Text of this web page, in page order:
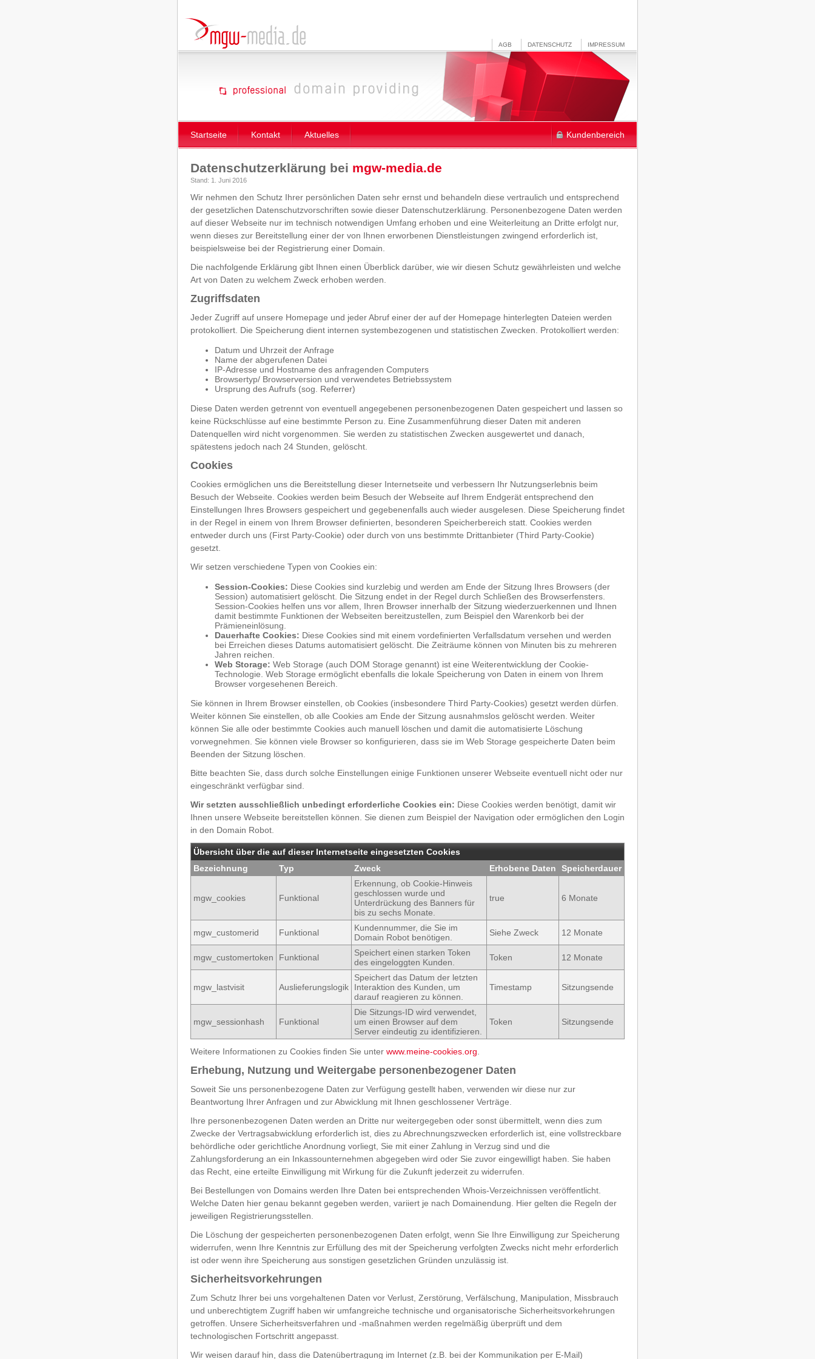
Startseite Kontakt Aktuelles Kundenbereich
AGB DATENSCHUTZ IMPRESSUM
Datenschutzerklärung bei mgw-media.de
Stand: 1. Juni 2016
Wir nehmen den Schutz Ihrer persönlichen Daten sehr ernst und behandeln diese vertraulich und entsprechend
der gesetzlichen Datenschutzvorschriften sowie dieser Datenschutzerklärung. Personenbezogene Daten werden
auf dieser Webseite nur im technisch notwendigen Umfang erhoben und eine Weiterleitung an Dritte erfolgt nur,
wenn dieses zur Bereitstellung einer der von Ihnen erworbenen Dienstleistungen zwingend erforderlich ist,
beispielsweise bei der Registrierung einer Domain.
Die nachfolgende Erklärung gibt Ihnen einen Überblick darüber, wie wir diesen Schutz gewährleisten und welche
Art von Daten zu welchem Zweck erhoben werden.
Zugriffsdaten
Jeder Zugriff auf unsere Homepage und jeder Abruf einer der auf der Homepage hinterlegten Dateien werden
protokolliert. Die Speicherung dient internen systembezogenen und statistischen Zwecken. Protokolliert werden:
Datum und Uhrzeit der Anfrage
Name der abgerufenen Datei
IP-Adresse und Hostname des anfragenden Computers
Browsertyp/ Browserversion und verwendetes Betriebssystem
Ursprung des Aufrufs (sog. Referrer)
Diese Daten werden getrennt von eventuell angegebenen personenbezogenen Daten gespeichert und lassen so
keine Rückschlüsse auf eine bestimmte Person zu. Eine Zusammenführung dieser Daten mit anderen
Datenquellen wird nicht vorgenommen. Sie werden zu statistischen Zwecken ausgewertet und danach,
spätestens jedoch nach 24 Stunden, gelöscht.
Cookies
Cookies ermöglichen uns die Bereitstellung dieser Internetseite und verbessern Ihr Nutzungserlebnis beim
Besuch der Webseite. Cookies werden beim Besuch der Webseite auf Ihrem Endgerät entsprechend den
Einstellungen Ihres Browsers gespeichert und gegebenenfalls auch wieder ausgelesen. Diese Speicherung findet
in der Regel in einem von Ihrem Browser definierten, besonderen Speicherbereich statt. Cookies werden
entweder durch uns (First Party-Cookie) oder durch von uns bestimmte Drittanbieter (Third Party-Cookie)
gesetzt.
Wir setzen verschiedene Typen von Cookies ein:
Session-Cookies: Diese Cookies sind kurzlebig und werden am Ende der Sitzung Ihres Browsers (der
Session) automatisiert gelöscht. Die Sitzung endet in der Regel durch Schließen des Browserfensters.
Session-Cookies helfen uns vor allem, Ihren Browser innerhalb der Sitzung wiederzuerkennen und Ihnen
damit bestimmte Funktionen der Webseiten bereitzustellen, zum Beispiel den Warenkorb bei der
Prämieneinlösung.
Dauerhafte Cookies: Diese Cookies sind mit einem vordefinierten Verfallsdatum versehen und werden
bei Erreichen dieses Datums automatisiert gelöscht. Die Zeiträume können von Minuten bis zu mehreren
Jahren reichen.
Web Storage: Web Storage (auch DOM Storage genannt) ist eine Weiterentwicklung der Cookie-
Technologie. Web Storage ermöglicht ebenfalls die lokale Speicherung von Daten in einem von Ihrem
Browser vorgesehenen Bereich.
Sie können in Ihrem Browser einstellen, ob Cookies (insbesondere Third Party-Cookies) gesetzt werden dürfen.
Weiter können Sie einstellen, ob alle Cookies am Ende der Sitzung ausnahmslos gelöscht werden. Weiter
können Sie alle oder bestimmte Cookies auch manuell löschen und damit die automatisierte Löschung
vorwegnehmen. Sie können viele Browser so konfigurieren, dass sie im Web Storage gespeicherte Daten beim
Beenden der Sitzung löschen.
Bitte beachten Sie, dass durch solche Einstellungen einige Funktionen unserer Webseite eventuell nicht oder nur
eingeschränkt verfügbar sind.
Wir setzten ausschließlich unbedingt erforderliche Cookies ein: Diese Cookies werden benötigt, damit wir
Ihnen unsere Webseite bereitstellen können. Sie dienen zum Beispiel der Navigation oder ermöglichen den Login
in den Domain Robot.
Übersicht über die auf dieser Internetseite eingesetzten Cookies
Bezeichnung
Typ Zweck Erhobene Daten Speicherdauer
mgw_cookies Funktional
Erkennung, ob Cookie-Hinweis
geschlossen wurde und
Unterdrückung des Banners für
bis zu sechs Monate.
true 6 Monate
mgw_customerid Funktional
Kundennummer, die Sie im
Domain Robot benötigen.
Siehe Zweck 12 Monate
mgw_customertoken Funktional
Speichert einen starken Token
des eingeloggten Kunden.
Token 12 Monate
mgw_lastvisit Auslieferungslogik
Speichert das Datum der letzten
Interaktion des Kunden, um
darauf reagieren zu können.
Timestamp Sitzungsende
mgw_sessionhash Funktional
Die Sitzungs-ID wird verwendet,
um einen Browser auf dem
Server eindeutig zu identifizieren.
Token Sitzungsende
Weitere Informationen zu Cookies finden Sie unter www.meine-cookies.org
Erhebung, Nutzung und Weitergabe personenbezogener Daten
Soweit Sie uns personenbezogene Daten zur Verfügung gestellt haben, verwenden wir diese nur zur
Beantwortung Ihrer Anfragen und zur Abwicklung mit Ihnen geschlossener Verträge.
Ihre personenbezogenen Daten werden an Dritte nur weitergegeben oder sonst übermittelt, wenn dies zum
Zwecke der Vertragsabwicklung erforderlich ist, dies zu Abrechnungszwecken erforderlich ist, eine vollstreckbare
behördliche oder gerichtliche Anordnung vorliegt, Sie mit einer Zahlung in Verzug sind und die
Zahlungsforderung an ein Inkassounternehmen abgegeben wird oder Sie zuvor eingewilligt haben. Sie haben
das Recht, eine erteilte Einwilligung mit Wirkung für die Zukunft jederzeit zu widerrufen.
Bei Bestellungen von Domains werden Ihre Daten bei entsprechenden Whois-Verzeichnissen veröffentlicht.
Welche Daten hier genau bekannt gegeben werden, variiert je nach Domainendung. Hier gelten die Regeln der
jeweiligen Registrierungsstellen.
Die Löschung der gespeicherten personenbezogenen Daten erfolgt, wenn Sie Ihre Einwilligung zur Speicherung
widerrufen, wenn Ihre Kenntnis zur Erfüllung des mit der Speicherung verfolgten Zwecks nicht mehr erforderlich
ist oder wenn ihre Speicherung aus sonstigen gesetzlichen Gründen unzulässig ist.
Sicherheitsvorkehrungen
Zum Schutz Ihrer bei uns vorgehaltenen Daten vor Verlust, Zerstörung, Verfälschung, Manipulation, Missbrauch
und unberechtigtem Zugriff haben wir umfangreiche technische und organisatorische Sicherheitsvorkehrungen
getroffen. Unsere Sicherheitsverfahren und -maßnahmen werden regelmäßig überprüft und dem
technologischen Fortschritt angepasst.
Wir weisen darauf hin, dass die Datenübertragung im Internet (z.B. bei der Kommunikation per E-Mail)